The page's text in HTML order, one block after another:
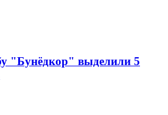
"Бунёдкор" выделили 5